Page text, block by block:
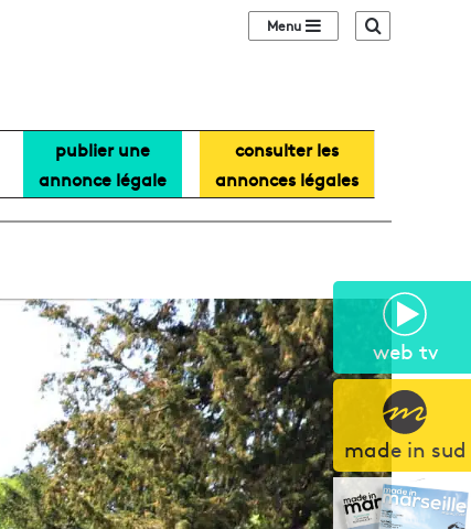
web tv
made in sud
Sidebar (barre
publier une
annonce légale
consulter les
annonces légales